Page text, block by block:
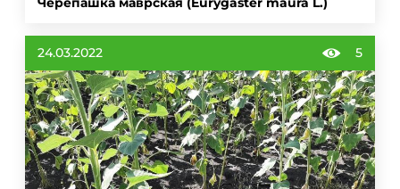
24.03.2022 5